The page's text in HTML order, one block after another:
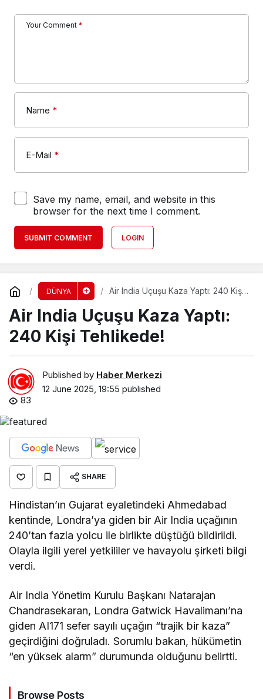
Your Comment *
Name *
E-Mail *
Save my name, email, and website in this
browser for the next time I comment.
SUBMIT COMMENT LOGIN
DÜNYA
Air India Uçuşu Kaza Yaptı: 240 Kişi
Air India Uçuşu Kaza Yaptı:
240 Kişi Tehlikede!
Published by Haber Merkezi
12 June 2025, 19:55 published
83
SHARE
Hindistan’ın Gujarat eyaletindeki Ahmedabad
kentinde, Londra’ya giden bir Air India uçağının
240’tan fazla yolcu ile birlikte düştüğü bildirildi.
Olayla ilgili yerel yetkililer ve havayolu şirketi bilgi
verdi.
Air India Yönetim Kurulu Başkanı Natarajan
Chandrasekaran, Londra Gatwick Havalimanı’na
giden AI171 sefer sayılı uçağın “trajik bir kaza”
geçirdiğini doğruladı. Sorumlu bakan, hükümetin
“en yüksek alarm” durumunda olduğunu belirtti.
Browse Posts